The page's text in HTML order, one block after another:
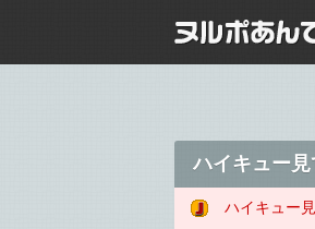
ハイキュー
ハイキュー